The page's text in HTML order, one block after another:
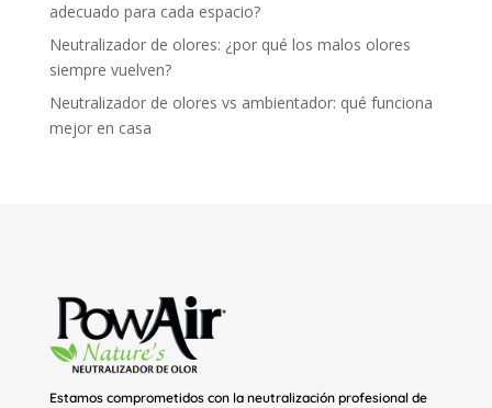
adecuado para cada espacio?
Neutralizador de olores: ¿por qué los malos olores
siempre vuelven?
Neutralizador de olores vs ambientador: qué funciona
mejor en casa
Estamos comprometidos con la neutralización profesional de